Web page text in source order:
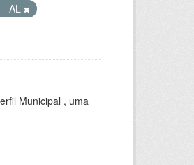
- AL
Municipal , uma